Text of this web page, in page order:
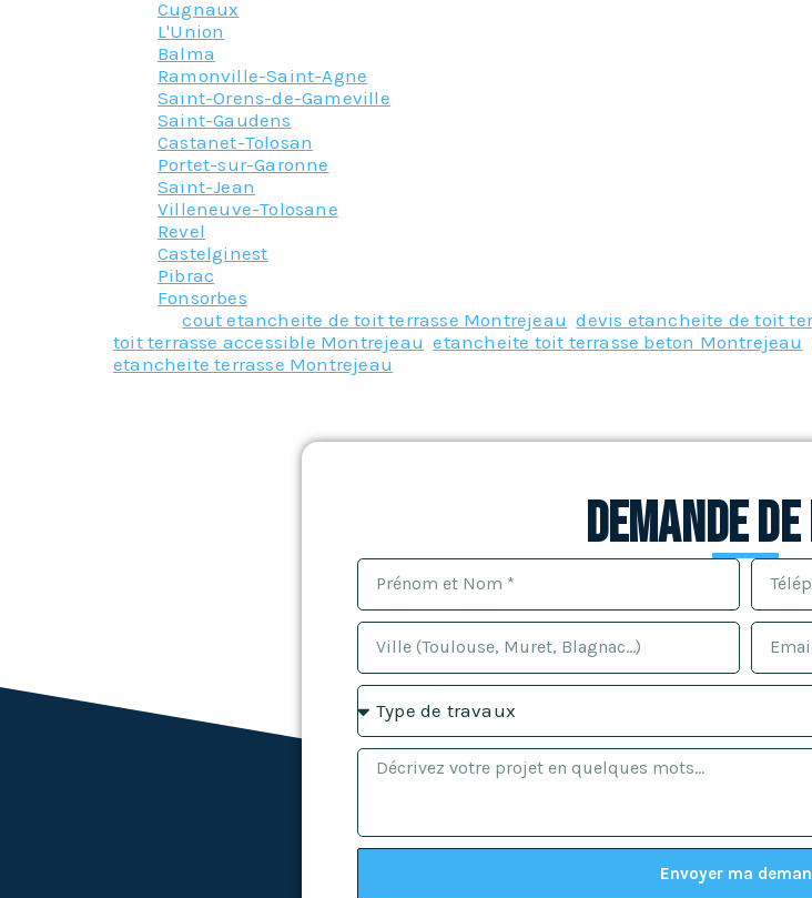
Cugnaux
L'Union
Balma
Ramonville-Saint-Agne
Saint-Orens-de-Gameville
Saint-Gaudens
Castanet-Tolosan
Portet-sur-Garonne
Saint-Jean
Villeneuve-Tolosane
Revel
Castelginest
Pibrac
Fonsorbes
Taggedcout etancheite de toit terrasse Montrejeau ,devis etancheite de toit
toit terrasse accessible Montrejeau ,etancheite toit terrasse beton Montrejeau
etancheite terrasse Montrejeau
Demande
Envoyer ma